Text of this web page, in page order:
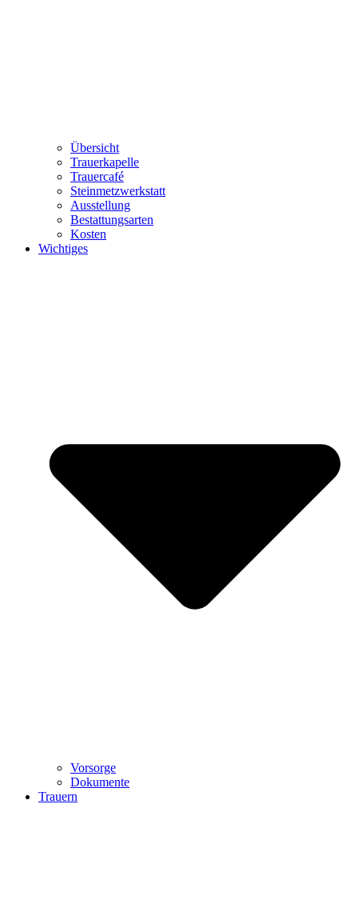
Übersicht
Trauerkapelle
Trauercafé
Steinmetzwerkstatt
Ausstellung
Bestattungsarten
Kosten
Wichtiges
Vorsorge
Dokumente
Trauern